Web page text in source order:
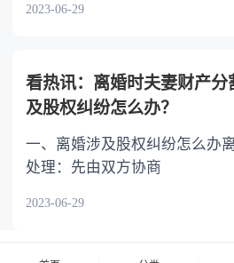
2023-06-29
看热讯：离婚时夫妻财产分
及股权纠纷怎么办？
一、离婚涉及股权纠纷怎么办
处理：先由双方协商
2023-06-29